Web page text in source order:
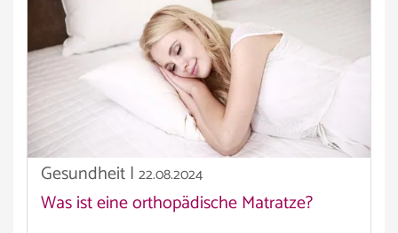
Gesundheit | 22.08.2024
Was ist eine orthopädische Matratze?